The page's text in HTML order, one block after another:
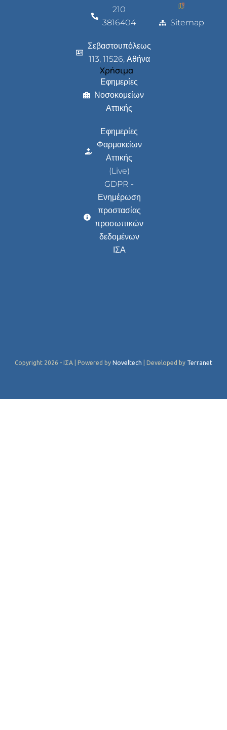
210
3816404
Σεβαστουπόλεως
113, 11526, Αθήνα
Χρήσιμα
Εφημερίες
Νοσοκομείων
Αττικής
Εφημερίες
Φαρμακείων
Αττικής
(Live)
GDPR -
Ενημέρωση
προστασίας
προσωπικών
δεδομένων
ΙΣΑ
Sitemap
Copyright 2026 - ΙΣΑ | Powered by Noveltech | Developed by Terranet